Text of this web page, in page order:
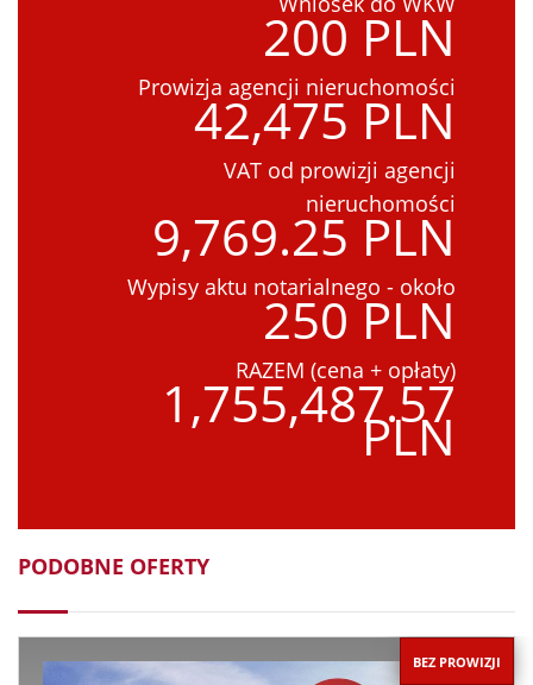
200 PLN
Prowizja agencji nieruchomości
42,475 PLN
VAT od prowizji agencji
nieruchomości
9,769.25 PLN
Wypisy aktu notarialnego - około
250 PLN
RAZEM (cena + opłaty)
1,755,487.57
PLN
PODOBNE OFERTY
BEZ PROWIZJI